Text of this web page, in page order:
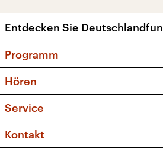
Entdecken Sie
Programm
Sendungen und Podcasts
Musikliste
Kakadu – Das
Hören
Frequenzen (UKW + DAB+)
Service
FAQ
Apps
Kontakt